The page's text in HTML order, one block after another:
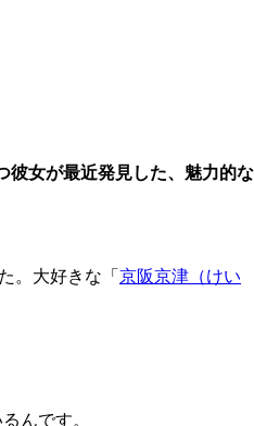
彼女が最近発見した、魅力的な
。大好きな「 京阪京津（けい
んです。